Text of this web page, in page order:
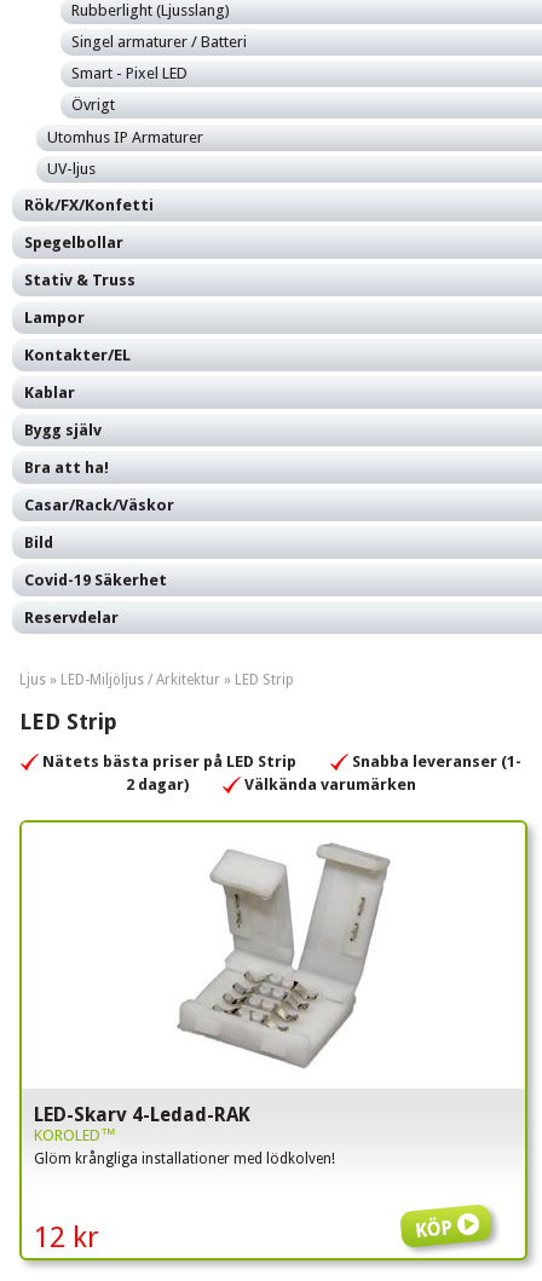
Ljus » LED-Miljöljus / Arkitektur » LED Strip
LED Strip
Nätets bästa priser på LED Strip
Snabba leveranser (1-
2 dagar)
Välkända varumärken
LED-Skarv 4-Ledad-RAK
12 kr
KOROLED™
Glöm krångliga installationer med lödkolven!
Köp
Rubberlight (Ljusslang)
Singel armaturer / Batteri
Smart - Pixel LED
Övrigt
Utomhus IP Armaturer
UV-ljus
Rök/FX/Konfetti
Spegelbollar
Stativ & Truss
Lampor
Kontakter/EL
Kablar
Bygg själv
Bra att ha!
Casar/Rack/Väskor
Bild
Covid-19 Säkerhet
Reservdelar